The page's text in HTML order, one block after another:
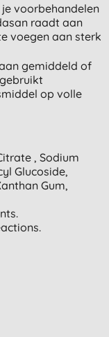
voorbehandelen
raadt aan
voegen aan sterk
gemiddeld of
op volle
, Sodium
Glucoside,
Gum,